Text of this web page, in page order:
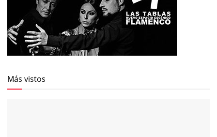
Más vistos